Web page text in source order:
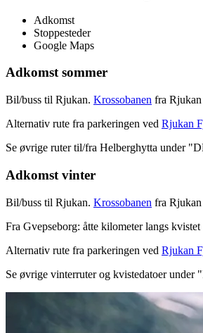
Adkomst
Stoppesteder
Google Maps
Adkomst sommer
Bil/buss til Rjukan. Krossobanen fra
Alternativ rute fra parkeringen ved Rjukan
Se øvrige ruter til/fra Helberghytta under
Adkomst vinter
Bil/buss til Rjukan. Krossobanen fra
Fra Gvepseborg: åtte kilometer langs
Alternativ rute fra parkeringen ved Rjukan
Se øvrige vinterruter og kvistedatoer under